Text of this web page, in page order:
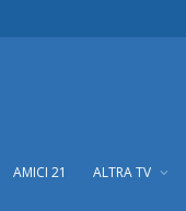
AMICI 21 ALTRA TV